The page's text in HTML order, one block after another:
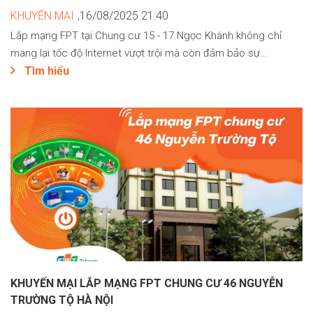
KHUYẾN MẠI ,16/08/2025 21:40
Lắp mạng FPT tại Chung cư 15 - 17 Ngọc Khánh không chỉ
mang lại tốc độ Internet vượt trội mà còn đảm bảo sự...
Tìm hiểu
KHUYẾN MẠI LẮP MẠNG FPT CHUNG CƯ 46 NGUYỄN
TRƯỜNG TỘ HÀ NỘI